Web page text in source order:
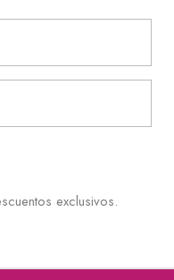
exclusivos.